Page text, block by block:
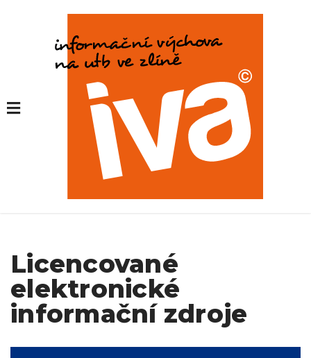
Licencované
elektronické
informační zdroje